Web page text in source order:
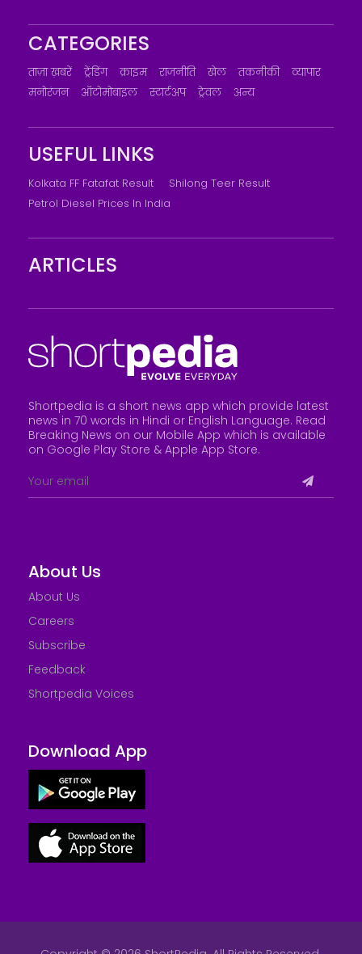
CATEGORIES
ताज़ा ख़बरें ट्रेंडिंग क्राइम राजनीति खेल तकनीकी
व्यापार
मनोरंजन
ऑटोमोबाइल स्टार्टअप ट्रेवल अन्य
USEFUL LINKS
Kolkata FF Fatafat Result
Shilong Teer Result
Petrol Diesel Prices In India
ARTICLES
Shortpedia is a short news app which provide latest
news in 70 words in Hindi or English Language. Read
Breaking News on our Mobile App which is available
on Google Play Store & Apple App Store.
About Us
About Us
Careers
Subscribe
Feedback
Shortpedia Voices
Download App